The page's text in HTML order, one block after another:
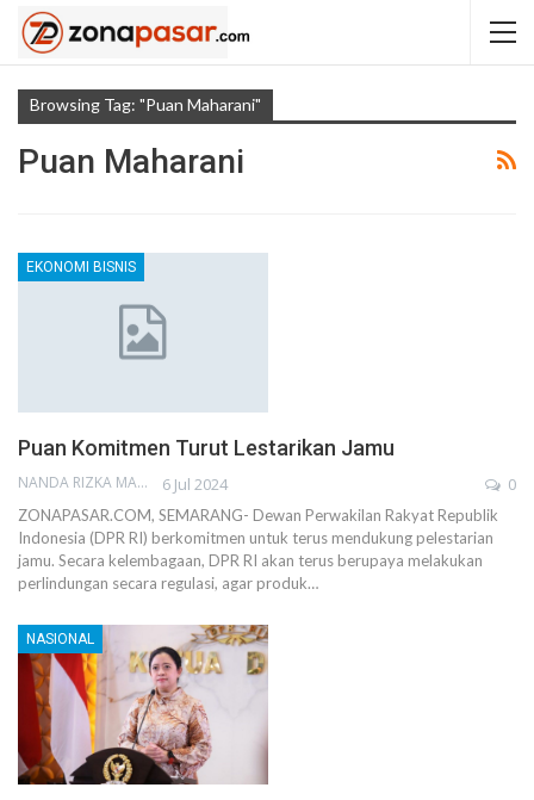
Browsing Tag: "puan Maharani"
Puan Maharani
EKONOMI BISNIS
Puan Komitmen Turut Lestarikan Jamu
NANDA RIZKA MAHENDRA 6 Jul 2024 0
ZONAPASAR.COM, SEMARANG- Dewan Perwakilan Rakyat Republik
Indonesia (DPR RI) berkomitmen untuk terus mendukung pelestarian
jamu. Secara kelembagaan, DPR RI akan terus berupaya melakukan
perlindungan secara regulasi, agar produk…
NASIONAL